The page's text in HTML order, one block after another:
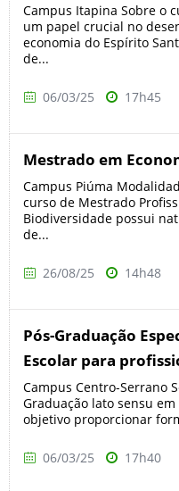
Campus Itapina Sobre o
um papel crucial no
economia do Espírito
de...
06/03/25 17h45
Mestrado em
Campus Piúma
curso de Mestrado
Biodiversidade possui
de...
26/08/25 14h48
Pós-Graduação
Escolar para
Campus Centro-Serrano
Graduação lato sensu
objetivo proporcionar
06/03/25 17h40